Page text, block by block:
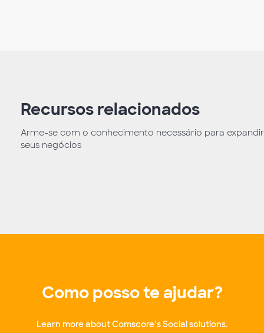
Recursos relacionados
Arme-se com o conhecimento necessário para expandir
seus negócios
Como posso te ajudar?
Learn more about Comscore’s Social solutions.